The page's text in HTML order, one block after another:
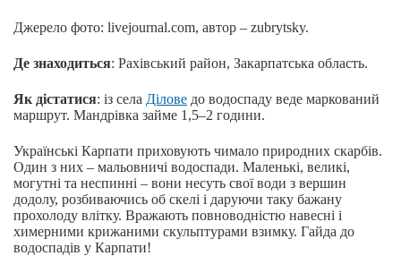
Джерело фото: livejournal.com, автор – zubrytsky.
Де знаходиться: Рахівський район, Закарпатська область.
Як дістатися: із села Ділове до водоспаду веде маркований
маршрут. Мандрівка займе 1,5–2 години.
Українські Карпати приховують чимало природних скарбів.
Один з них – мальовничі водоспади. Маленькі, великі,
могутні та неспинні – вони несуть свої води з вершин
додолу, розбиваючись об скелі і даруючи таку бажану
прохолоду влітку. Вражають повноводністю навесні і
химерними крижаними скульптурами взимку. Гайда до
водоспадів у Карпати!